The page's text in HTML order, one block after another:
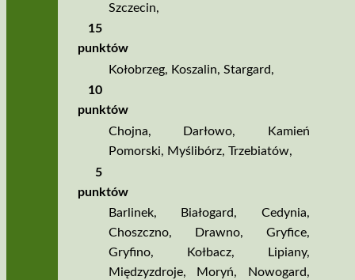
Szczecin,
15
punktów
Kołobrzeg, Koszalin, Stargard,
10
punktów
Chojna, Darłowo,
Kamień
Pomorski, Myślibórz, Trzebiatów,
5
punktów
Barlinek, Białogard, Cedynia,
Choszczno, Drawno, Gryfice,
Gryfino, Kołbacz, Lipiany,
Międzyzdroje, Moryń, Nowogard,